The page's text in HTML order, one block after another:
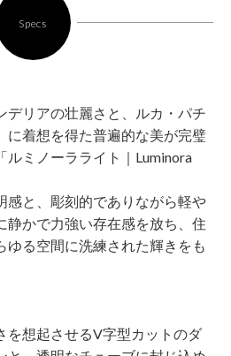
Specs
デリアの壮麗さと、ルカ・パチ
に着想を得た普遍的な美が完璧
ルミノーラライト｜Luminora
感と、彫刻的でありながら軽や
静かで力強い存在感を放ち、住
ゆる空間に洗練された輝きをも
を想起させるV字型カットのダ